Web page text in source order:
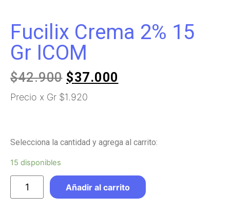
Fucilix Crema 2% 15
Gr ICOM
$42.900 $37.000
Precio x Gr $1.920
Selecciona la cantidad y agrega al carrito:
15 disponibles
Añadir al carrito